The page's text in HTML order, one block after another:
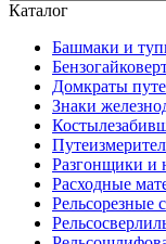
Каталог
Башмаки и
Домкраты
Знаки
Разгонщики и
Расходные
Рельсорезные